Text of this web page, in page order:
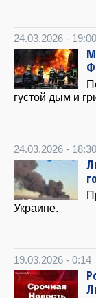
24.03.2026 -
густой дым и
24.03.2026 -
Украине.
19.03.2026 - 0:14